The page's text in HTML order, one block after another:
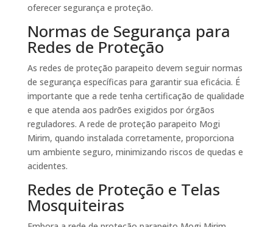
oferecer segurança e proteção.
Normas de Segurança para
Redes de Proteção
As redes de proteção parapeito devem seguir normas
de segurança específicas para garantir sua eficácia. É
importante que a rede tenha certificação de qualidade
e que atenda aos padrões exigidos por órgãos
reguladores. A rede de proteção parapeito Mogi
Mirim, quando instalada corretamente, proporciona
um ambiente seguro, minimizando riscos de quedas e
acidentes.
Redes de Proteção e Telas
Mosquiteiras